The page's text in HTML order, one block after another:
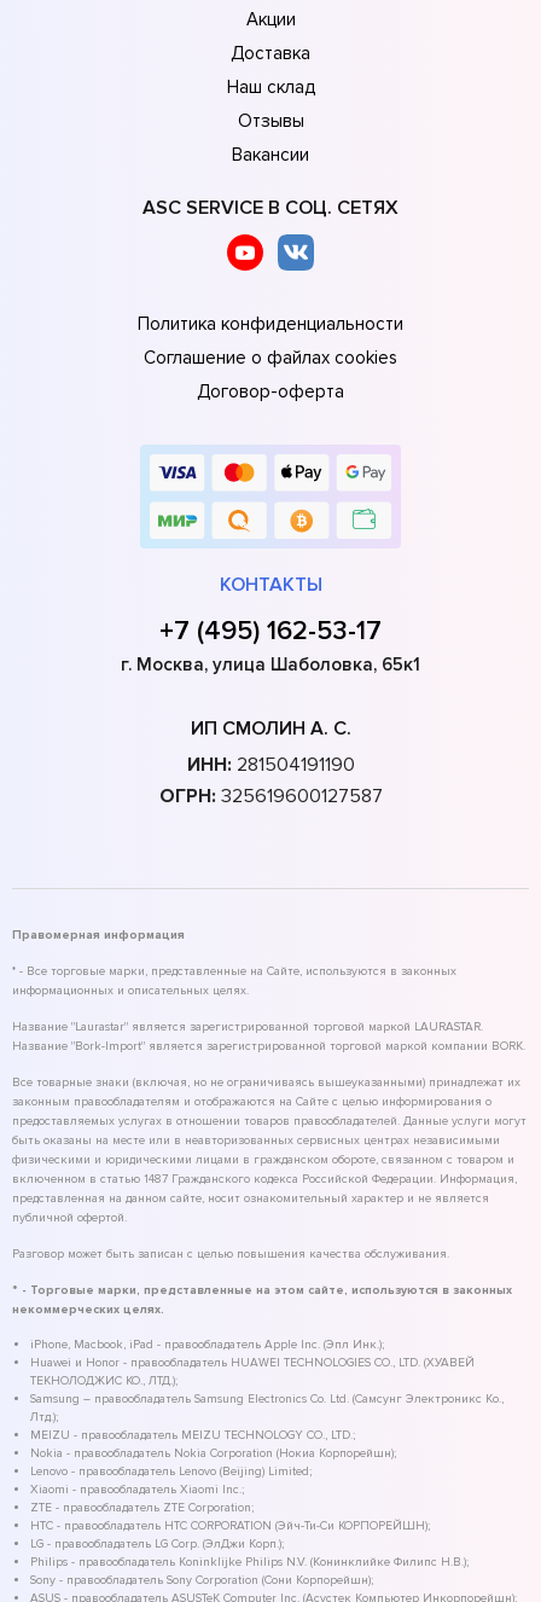
Акции
Доставка
Наш склад
Отзывы
Вакансии
ASC SERVICE В СОЦ. СЕТЯХ
Политика конфиденциальности
Соглашение о файлах cookies
Договор-оферта
КОНТАКТЫ
+7 (495) 162-53-17
г. Москва, улица Шаболовка, 65к1
ИП СМОЛИН А. С.
ИНН: 281504191190
ОГРН: 325619600127587
Правомерная информация
* - Все торговые марки, представленные на Сайте, используются в законных
информационных и описательных целях.
Название "Laurastar" является зарегистрированной торговой маркой LAURASTAR.
Название "Bork-Import" является зарегистрированной торговой маркой компании BORK.
Все товарные знаки (включая, но не ограничиваясь вышеуказанными) принадлежат их
законным правообладателям и отображаются на Сайте с целью информирования о
предоставляемых услугах в отношении товаров правообладателей. Данные услуги могут
быть оказаны на месте или в неавторизованных сервисных центрах независимыми
физическими и юридическими лицами в гражданском обороте, связанном с товаром и
включенном в статью 1487 Гражданского кодекса Российской Федерации. Информация,
представленная на данном сайте, носит ознакомительный характер и не является
публичной офертой.
Разговор может быть записан с целью повышения качества обслуживания.
* - Торговые марки, представленные на этом сайте, используются в законных
некоммерческих целях.
iPhone, Macbook, iPad - правообладатель Apple Inc. (Эпл Инк.);
Huawei и Honor - правообладатель HUAWEI TECHNOLOGIES CO., LTD. (ХУАВЕЙ
ТЕКНОЛОДЖИС КО., ЛТД.);
Samsung – правообладатель Samsung Electronics Co. Ltd. (Самсунг Электроникс Ко.,
Лтд.);
MEIZU - правообладатель MEIZU TECHNOLOGY CO., LTD.;
Nokia - правообладатель Nokia Corporation (Нокиа Корпорейшн);
Lenovo - правообладатель Lenovo (Beijing) Limited;
Xiaomi - правообладатель Xiaomi Inc.;
ZTE - правообладатель ZTE Corporation;
HTC - правообладатель HTC CORPORATION (Эйч-Ти-Си КОРПОРЕЙШН);
LG - правообладатель LG Corp. (ЭлДжи Корп.);
Philips - правообладатель Koninklijke Philips N.V. (Конинклийке Филипс Н.В.);
Sony - правообладатель Sony Corporation (Сони Корпорейшн);
ASUS - правообладатель ASUSTeK Computer Inc. (Асустек Компьютер Инкорпорейшн);